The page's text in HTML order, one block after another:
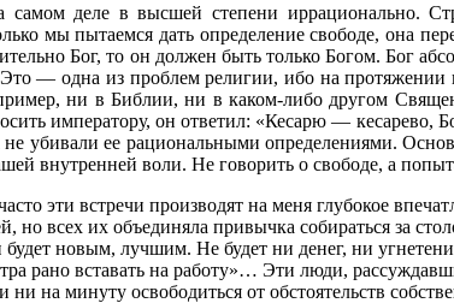
деле в высшей степени иррационально.
мы пытаемся дать определение свободе, она
Бог, то он должен быть только Богом. Бог
— одна из проблем религии, ибо на
ни в Библии, ни в каком-либо другом
императору, он ответил: «Кесарю — кесарево,
убивали ее рациональными определениями.
внутренней воли. Не говорить о свободе, а
эти встречи производят на меня глубокое
но всех их объединяла привычка собираться за
новым, лучшим. Не будет ни денег, ни
рано вставать на работу»… Эти люди,
на минуту освободиться от обстоятельств